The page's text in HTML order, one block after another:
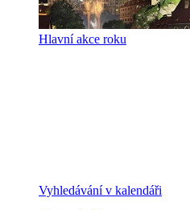
Hlavní akce roku
Vyhledávání v kalendáři